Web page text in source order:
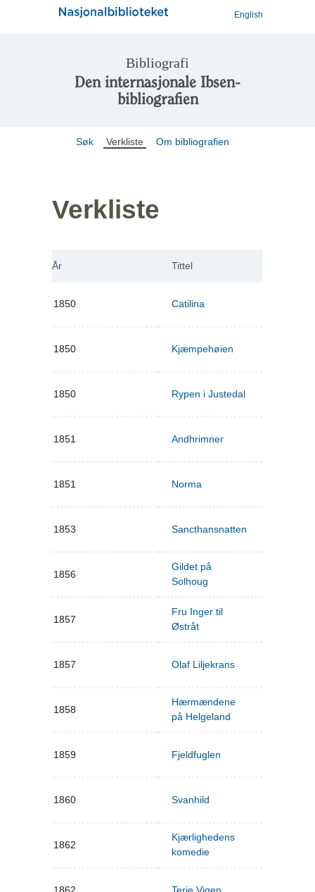
English
Bibliografi
Den internasjonale Ibsen-
bibliografien
Søk Verkliste Om bibliografien
Verkliste
År Tittel
1850 Catilina
1850 Kjæmpehøien
1850 Rypen i Justedal
1851 Andhrimner
1851 Norma
1853 Sancthansnatten
1856
Gildet på
Solhoug
1857
Fru Inger til
Østråt
1857 Olaf Liljekrans
1858
Hærmændene
på Helgeland
1859 Fjeldfuglen
1860 Svanhild
1862
Kjærlighedens
komedie
1862 Terje Vigen